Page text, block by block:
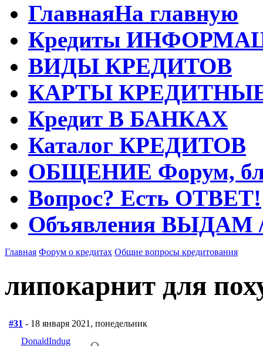
ГлавнаяНа главную
Кредиты
ВИДЫ КРЕДИТОВ
КАРТЫ
Кредит В БАНКАХ
Каталог КРЕДИТОВ
ОБЩЕНИЕ Форум,
Вопрос? Есть ОТВЕТ!
Объявления ВЫДАМ
Главная Форум о кредитах Общие вопросы кредитования
липокарнит для
#31 - 18 января 2021, понедельник
DonaldIndug